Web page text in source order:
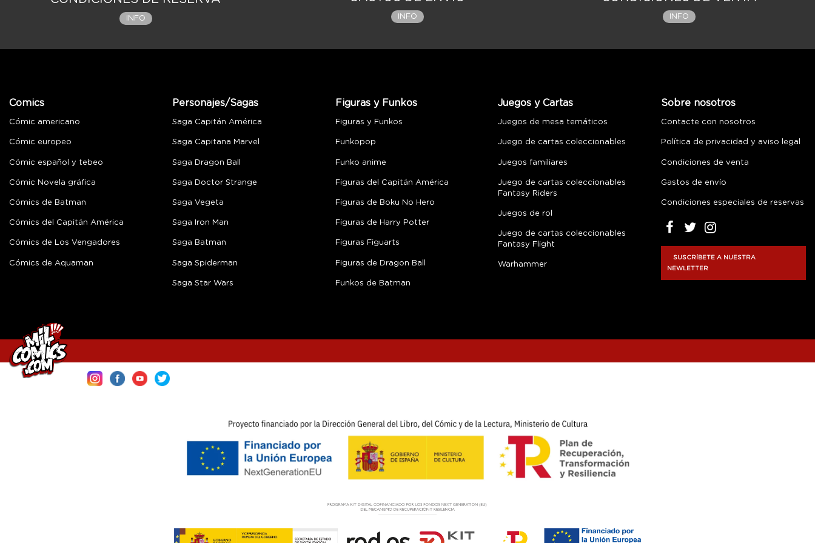
INFO INFO INFO
Comics
Cómic americano
Cómic europeo
Cómic español y tebeo
Cómic Novela gráfica
Cómics de Batman
Cómics del Capitán América
Cómics de Los Vengadores
Cómics de Aquaman
Personajes/Sagas
Saga Capitán América
Saga Capitana Marvel
Saga Dragon Ball
Saga Doctor Strange
Saga Vegeta
Saga Iron Man
Saga Batman
Saga Spiderman
Saga Star Wars
Figuras y Funkos
Figuras y Funkos
Funkopop
Funko anime
Figuras del Capitán América
Figuras de Boku No Hero
Figuras de Harry Potter
Figuras Figuarts
Figuras de Dragon Ball
Funkos de Batman
Juegos y Cartas
Juegos de mesa temáticos
Juego de cartas coleccionables
Juegos familiares
Juego de cartas coleccionables
Fantasy Riders
Juegos de rol
Juego de cartas coleccionables
Fantasy Flight
Warhammer
Sobre nosotros
Contacte con nosotros
Política de privacidad y aviso legal
Condiciones de venta
Gastos de envío
Condiciones especiales de reservas
SUSCRÍBETE A NUESTRA
NEWLETTER